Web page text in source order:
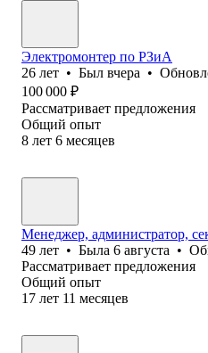
Электромонтер по РЗиА
26 лет • Был вчера •
100 000 ₽
Рассматривает предложения
Общий опыт
8 лет 6 месяцев
Менеджер, администратор,
49 лет • Была 6 августа •
Рассматривает предложения
Общий опыт
17 лет 11 месяцев